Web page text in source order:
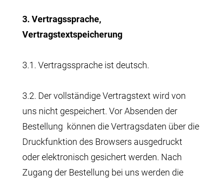
3. Vertragssprache,
Vertragstextspeicherung
3.1. Vertragssprache ist deutsch.
3.2. Der vollständige Vertragstext wird von
uns nicht gespeichert. Vor Absenden der
Bestellung können die Vertragsdaten über die
Druckfunktion des Browsers ausgedruckt
oder elektronisch gesichert werden. Nach
Zugang der Bestellung bei uns werden die